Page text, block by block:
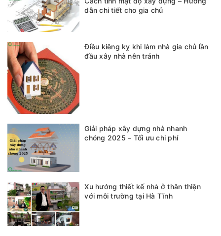
dẫn chi tiết cho gia chủ
Điều kiêng kỵ khi làm nhà gia chủ lần
đầu xây nhà nên tránh
Giải pháp xây dựng nhà nhanh
chóng 2025 – Tối ưu chi phí
Xu hướng thiết kế nhà ở thân thiện
với môi trường tại Hà Tĩnh